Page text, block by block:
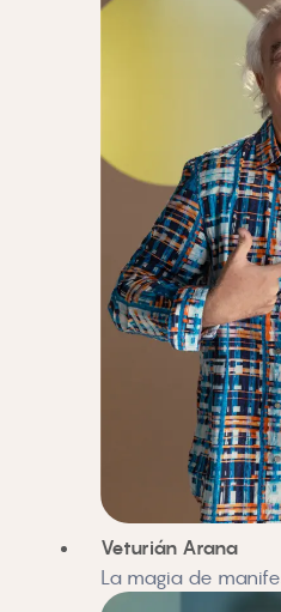
Veturián Arana
La magia de